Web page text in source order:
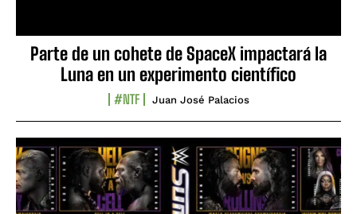
Parte de un cohete de SpaceX impactará la
Luna en un experimento científico
#NTF Juan José Palacios